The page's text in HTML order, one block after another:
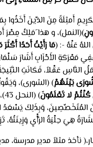
أَمثِلَةً مِنَ الذِّينَ
)(النمل)، و هذا َمَلِكُ مِصْرَ
عَنْهُ -: (مَا رَأَيْتُ أَحَدًا
مَعْرَكَةِ الأَحْزَابِ أَشَارَ
النَّاسِ عَقْلاً، فَكَانَتِ
بَيْنَهُمْ) (الشورى)،
كُنْتُمْ لا تَعْلَمُونَ
)
المُتَخَصِّصِينَ، وَبِذَلِكَ يَسْعَدُ
هِيَ حِلْيَةُ الرَّأْيِ
نأخذ مثلاً مدير